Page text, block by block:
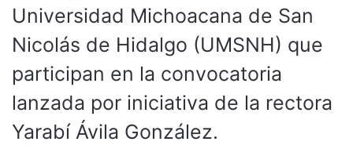
Universidad Michoacana de San
Nicolás de Hidalgo (UMSNH) que
participan en la convocatoria
lanzada por iniciativa de la rectora
Yarabí Ávila González.